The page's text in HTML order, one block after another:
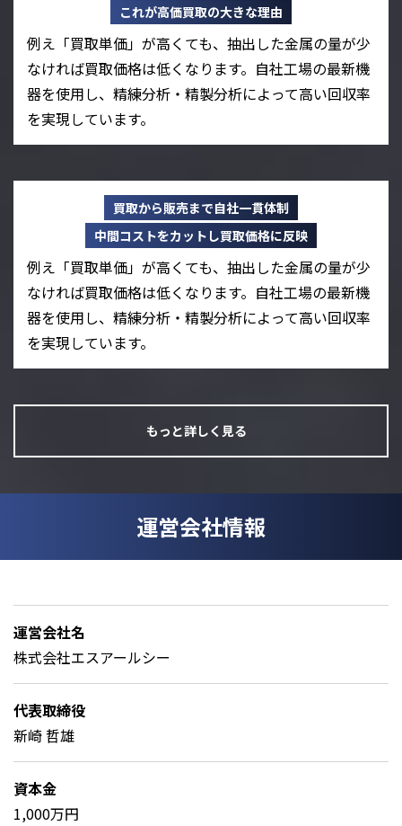
これが高価買取の大きな理由
例え「買取単価」が高くても、抽出した金属の量が少
なければ買取価格は低くなります。自社工場の最新機
器を使用し、精練分析・精製分析によって高い回収率
を実現しています。
買取から販売まで自社一貫体制
中間コストをカットし買取価格に反映
例え「買取単価」が高くても、抽出した金属の量が少
なければ買取価格は低くなります。自社工場の最新機
器を使用し、精練分析・精製分析によって高い回収率
を実現しています。
もっと詳しく見る
運営会社情報
運営会社名
株式会社エスアールシー
代表取締役
新崎 哲雄
資本金
1,000万円